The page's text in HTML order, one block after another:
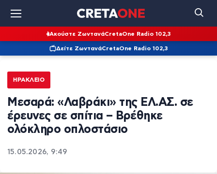
Ακούστε ΖωντανάCretaOne Radio 102,3
Δείτε ΖωντανάCretaOne Radio 102,3
ΗΡΆΚΛΕΙΟ
Μεσαρά: «Λαβράκι» της ΕΛ.ΑΣ. σε
έρευνες σε σπίτια – Βρέθηκε
ολόκληρο οπλοστάσιο
15.05.2026, 9:49